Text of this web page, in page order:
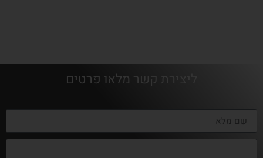
ליצירת קשר מלאו פרטים